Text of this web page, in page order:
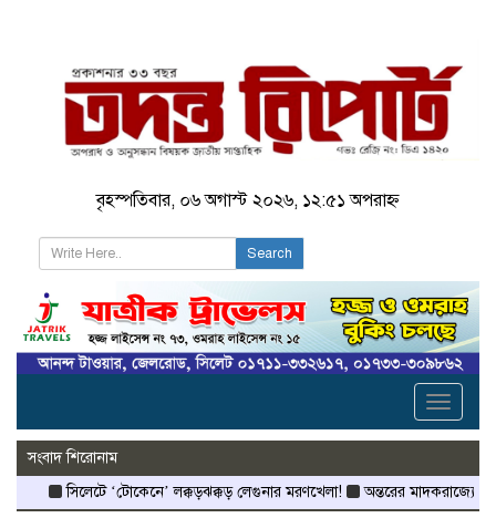
বৃহস্পতিবার, ০৬ অগাস্ট ২০২৬, ১২:৫১ অপরাহ্ন
Search
Toggle
সংবাদ শিরোনাম
সিলেটে ‘টোকেনে’ লক্কড়ঝক্কড় লেগুনার মরণখেলা!
অন্তরের মাদকরাজ্যে